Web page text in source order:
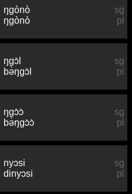
ŋɡònò
sg
ŋɡònò
pl
ŋɡɔ̀l
sg
bə̀ŋɡɔ̀l
pl
ŋɡɔ̀ɔ̀
sg
bə̀ŋɡɔ̀ɔ̀
pl
nyɔsi
sg
dinyɔsi
pl